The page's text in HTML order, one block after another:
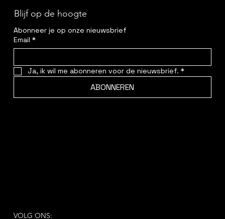
Blijf op de hoogte
Abonneer je op onze nieuwsbrief
Email *
Ja, ik wil me abonneren voor de nieuwsbrief. *
ABONNEREN
VOLG ONS: